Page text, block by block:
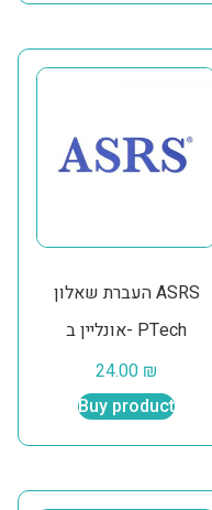
העברת שאלון ASRS
אונליין ב- PTech
24.00 ₪
Buy product